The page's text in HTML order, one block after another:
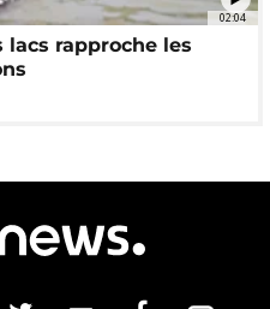
02:04
lacs rapproche les